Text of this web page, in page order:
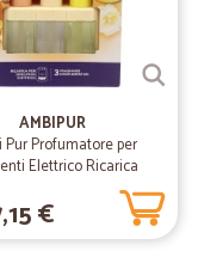
2020
AMBIPUR
Pur Profumatore per
Elettrico Ricarica
Oro e Fiori di Vaniglia
20 ml
€